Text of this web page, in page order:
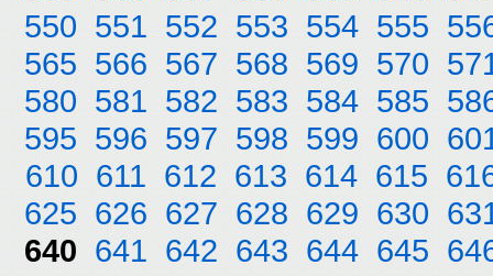
550 551 552 553 554 555
565 566 567 568 569 570
580 581 582 583 584 585
595 596 597 598 599 600
610 611 612 613 614 615
625 626 627 628 629 630
640 641 642 643 644 645